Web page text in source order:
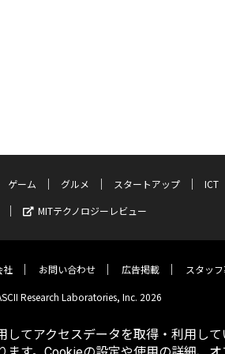
ゲーム グルメ スタートアップ
ICT
MITテクノロジーレビュー
社 お問い合わせ 広告掲載 スタッ
Research Laboratories, Inc. 2026
てアクセスデータを取得・利用して